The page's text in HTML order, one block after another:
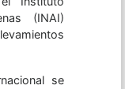
(INAI)
se